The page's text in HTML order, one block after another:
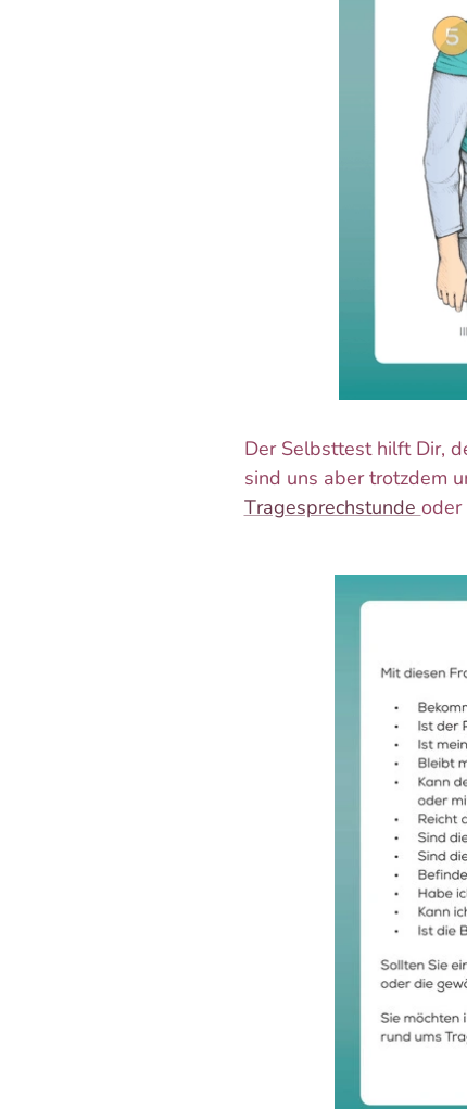
Der Selbsttest hilft Dir,
sind uns aber trotzdem
Tragesprechstunde oder